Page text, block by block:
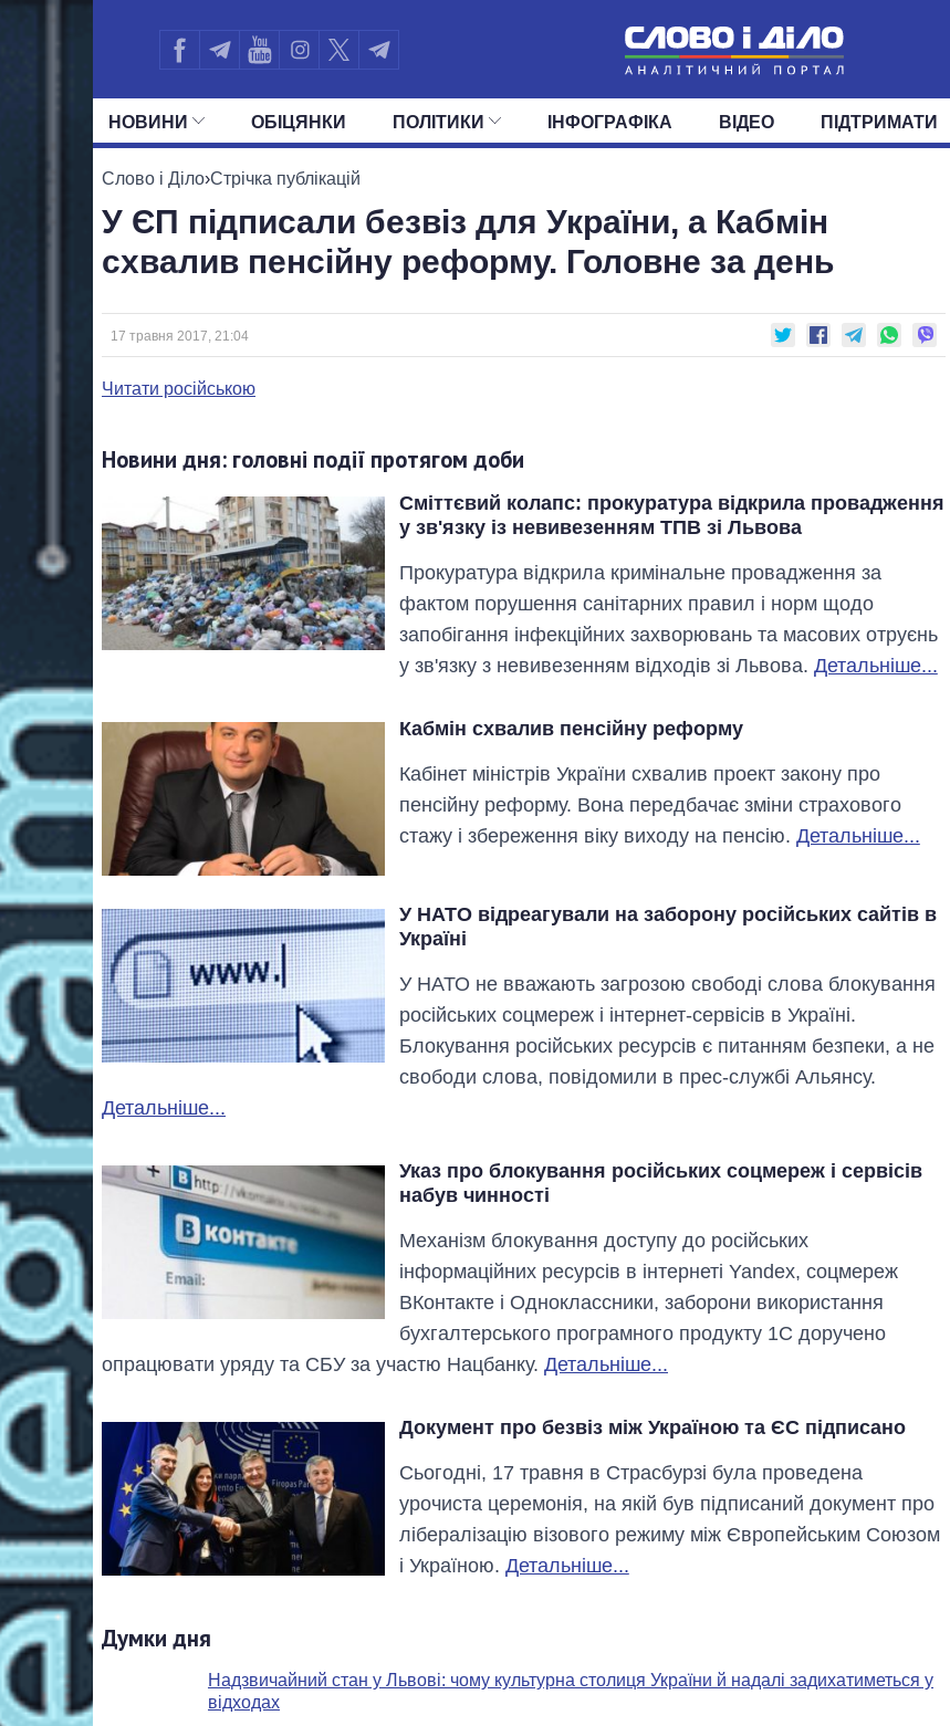
НОВИНИ
ПОЛІТИКА ЕКОНОМІКА СУСПІЛЬСТВО
ОБIЦЯНКИ ПОЛIТИКИ
УСІ ПОЛІТИКИ
ДЕПУТАТИ КОМІТЕТИ ФРАКЦІЇ
ІНФОГРАФІКА ВІДЕО ПІДТРИМАТИ
Слово і Діло›Стрічка публікацій
У ЄП підписали безвіз для України, а Кабмін
схвалив пенсійну реформу. Головне за день
17 травня 2017, 21:04
Читати російською
Новини дня: головні події протягом доби
Сміттєвий колапс: прокуратура відкрила провадження
у зв'язку із невивезенням ТПВ зі Львова
Прокуратура відкрила кримінальне провадження за
фактом порушення санітарних правил і норм щодо
запобігання інфекційних захворювань та масових отруєнь
у зв'язку з невивезенням відходів зі Львова. Детальніше...
Кабмін схвалив пенсійну реформу
Кабінет міністрів України схвалив проект закону про
пенсійну реформу. Вона передбачає зміни страхового
стажу і збереження віку виходу на пенсію. Детальніше...
У НАТО відреагували на заборону російських сайтів в
Україні
У НАТО не вважають загрозою свободі слова блокування
російських соцмереж і інтернет-сервісів в Україні.
Блокування російських ресурсів є питанням безпеки, а не
свободи слова, повідомили в прес-службі Альянсу.
Детальніше...
Указ про блокування російських соцмереж і сервісів
набув чинності
Механізм блокування доступу до російських
інформаційних ресурсів в інтернеті Yandex, соцмереж
ВКонтакте і Одноклассники, заборони використання
бухгалтерського програмного продукту 1С доручено
опрацювати уряду та СБУ за участю Нацбанку. Детальніше...
Документ про безвіз між Україною та ЄС підписано
Сьогодні, 17 травня в Страсбурзі була проведена
урочиста церемонія, на якій був підписаний документ про
лібералізацію візового режиму між Європейським Союзом
і Україною. Детальніше...
Думки дня
Надзвичайний стан у Львові: чому культурна столиця України й надалі задихатиметься у
відходах
Вісім масованих
ударів по Україні
за літо: Київ та